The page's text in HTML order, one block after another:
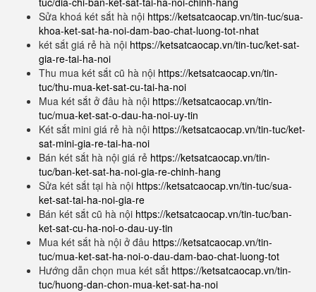
Sửa khoá két sắt hà nội https://ketsatcaocap.vn/tin-tuc/sua-
khoa-ket-sat-ha-noi-dam-bao-chat-luong-tot-nhat
két sắt giá rẻ hà nội https://ketsatcaocap.vn/tin-tuc/ket-sat-
gia-re-tai-ha-noi
Thu mua két sắt cũ hà nội https://ketsatcaocap.vn/tin-
tuc/thu-mua-ket-sat-cu-tai-ha-noi
Mua két sắt ở đâu hà nội https://ketsatcaocap.vn/tin-
tuc/mua-ket-sat-o-dau-ha-noi-uy-tin
Két sắt mini giá rẻ hà nội https://ketsatcaocap.vn/tin-tuc/ket-
sat-mini-gia-re-tai-ha-noi
Bán két sắt hà nội giá rẻ https://ketsatcaocap.vn/tin-
tuc/ban-ket-sat-ha-noi-gia-re-chinh-hang
Sửa két sắt tại hà nội https://ketsatcaocap.vn/tin-tuc/sua-
ket-sat-tai-ha-noi-gia-re
Bán két sắt cũ hà nội https://ketsatcaocap.vn/tin-tuc/ban-
ket-sat-cu-ha-noi-o-dau-uy-tin
Mua két sắt hà nội ở đâu https://ketsatcaocap.vn/tin-
tuc/mua-ket-sat-ha-noi-o-dau-dam-bao-chat-luong-tot
Hướng dẫn chọn mua két sắt https://ketsatcaocap.vn/tin-
tuc/huong-dan-chon-mua-ket-sat-ha-noi